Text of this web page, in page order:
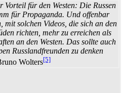
Vorteil für den Westen: Die Russen
für Propaganda. Und offenbar
mit solchen Videos, die sich an den
richten, mehr zu erreichen als
an den Westen. Das sollte auch
Russland­freunden zu denken
Wolters[5]